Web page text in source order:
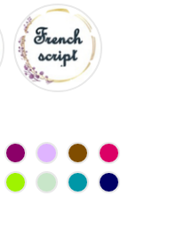
French
script
PruneLilasMarronFuchsia
bouteille
Anis
Vert
d'eau
Turquoise
Marine